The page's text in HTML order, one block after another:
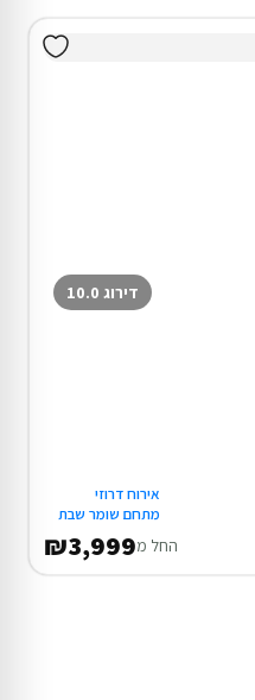
דירוג 10.0
אירוח דרוזי
מתחם שומר שבת
החל מ₪3,999